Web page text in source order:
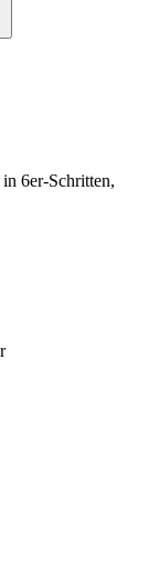
6er-Schritten,